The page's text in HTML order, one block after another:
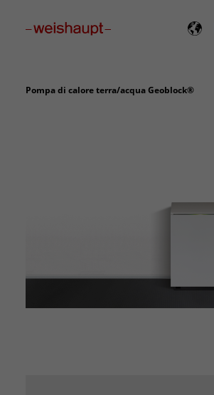
Pompa di calore terra/acqua Geoblock®